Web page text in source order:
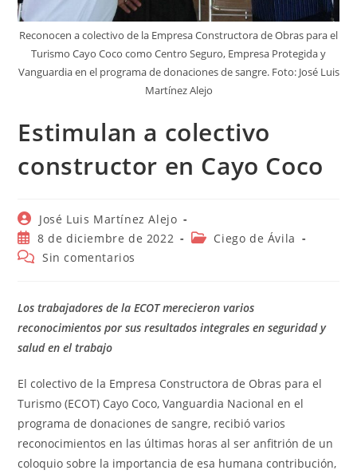
Reconocen a colectivo de la Empresa Constructora de Obras para el
Turismo Cayo Coco como Centro Seguro, Empresa Protegida y
Vanguardia en el programa de donaciones de sangre. Foto: José Luis
Martínez Alejo
Estimulan a colectivo
constructor en Cayo Coco
Autor
de
la
entrada:
José Luis Martínez Alejo
Publicación
de
8 de diciembre de 2022
Categoría
Ciego de Ávila
Comentarios
entrada:
Sin comentarios
Los trabajadores de la ECOT merecieron varios
reconocimientos por sus resultados integrales en seguridad y
salud en el trabajo
El colectivo de la Empresa Constructora de Obras para el
Turismo (ECOT) Cayo Coco, Vanguardia Nacional en el
programa de donaciones de sangre, recibió varios
reconocimientos en las últimas horas al ser anfitrión de un
coloquio sobre la importancia de esa humana contribución,